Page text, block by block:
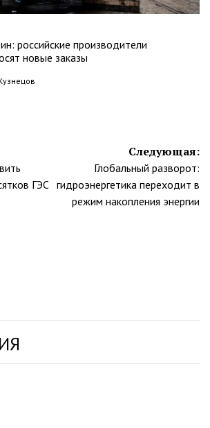
российские производители
новые заказы
ГЭС
Следующая:
Глобальный разворот:
гидроэнергетика переходит в
режим накопления энергии